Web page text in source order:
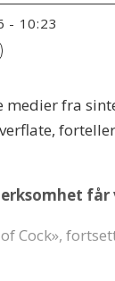
- 10:23
fra
får
Cock»,